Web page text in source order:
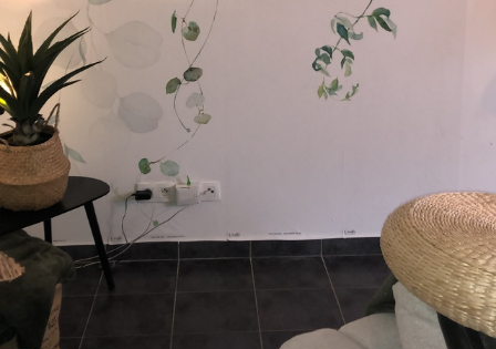
Premium vinil
65.00
Peel and Stick
81 .67 49.00€/m²